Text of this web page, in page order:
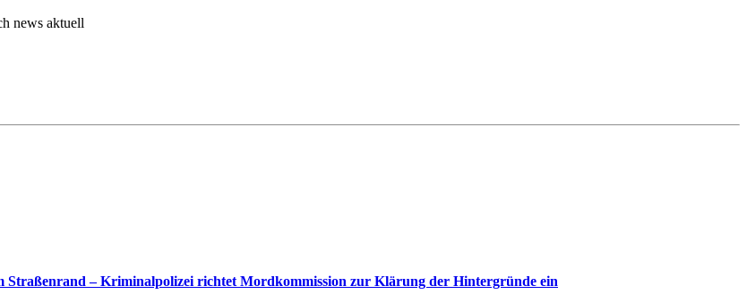
news aktuell
Straßenrand – Kriminalpolizei richtet Mordkommission zur Klärung der Hintergründe ein